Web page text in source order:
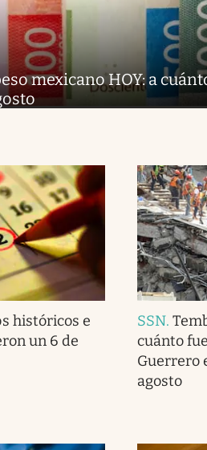
mexicano HOY: a
históricos e
un 6 de
SSN.
cuánto
Guerrero
agosto